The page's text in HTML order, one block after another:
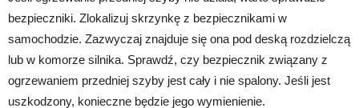
bezpieczniki. Zlokalizuj skrzynkę z bezpiecznikami w
samochodzie. Zazwyczaj znajduje się ona pod deską rozdzielczą
lub w komorze silnika. Sprawdź, czy bezpiecznik związany z
ogrzewaniem przedniej szyby jest cały i nie spalony. Jeśli jest
uszkodzony, konieczne będzie jego wymienienie.